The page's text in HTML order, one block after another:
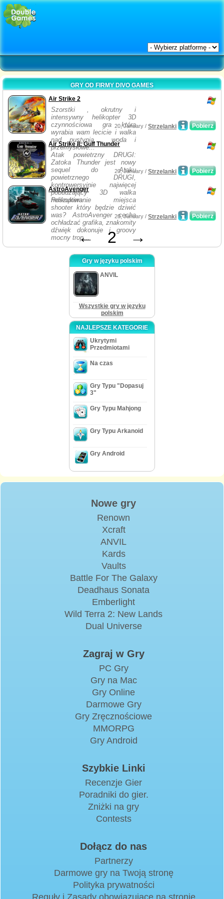
GRY OD FIRMY DIVO GAMES
Air Strike 2
Szorstki , okrutny i
intensywny helikopter 3D
czynnościowa gra która
wyrabia wam lecicie i walka
nad pustynią , woda i
przemysłowe...
Pobierz
20, January / Strzelanki
Air Strike II: Gulf Thunder
Atak powietrzny DRUGI:
Zatoka Thunder jest nowy
sequel do Ataku
powietrznego DRUGI,
kontrowersyjnie najwięcej
pobudzający 3D walka
helikoptera ...
Pobierz
20, January / Strzelanki
AstroAvenger
Poszukiwanie miejsca
shooter który będzie dziwić
was? AstroAvenger cecha
ochładzać grafika, znakomity
dźwięk dokonuje i groovy
mocny trop...
Pobierz
20, January / Strzelanki
← 2 →
Gry w języku polskim
ANVIL
Wszystkie gry w języku
polskim
NAJLEPSZE KATEGORIE
Ukrytymi
Przedmiotami
Na czas
Gry Typu "Dopasuj
3"
Gry Typu Mahjong
Gry Typu Arkanoid
Gry Android
Nowe gry
Renown
Xcraft
ANVIL
Kards
Vaults
Battle For The Galaxy
Deadhaus Sonata
Emberlight
Wild Terra 2: New Lands
Dual Universe
Zagraj w Gry
PC Gry
Gry na Mac
Gry Online
Darmowe Gry
Gry Zręcznościowe
MMORPG
Gry Android
Szybkie Linki
Recenzje Gier
Poradniki do gier.
Zniżki na gry
Contests
Dołącz do nas
Partnerzy
Darmowe gry na Twoją stronę
Polityka prywatności
Reguły i Zasady obowiązujące na stronie